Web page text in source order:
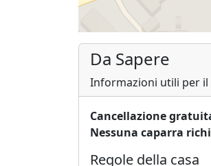
Da Sapere
Informazioni utili per
Cancellazione
Nessuna caparra
Regole della casa